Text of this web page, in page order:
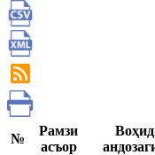
№
Рамзи
асъор